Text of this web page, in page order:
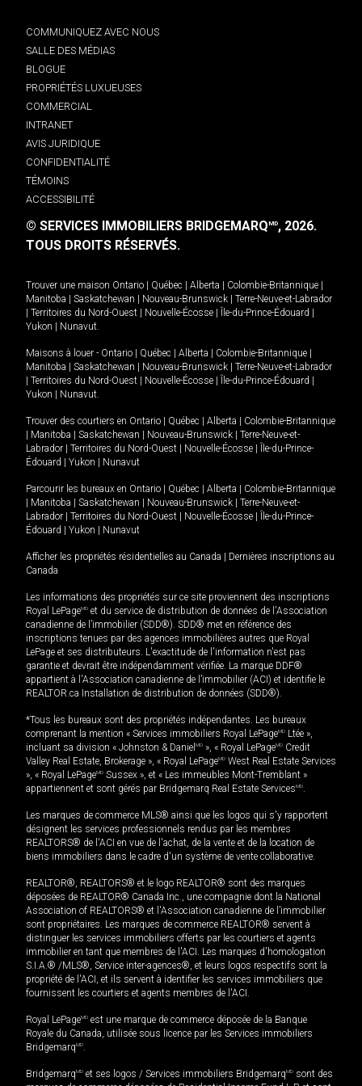
COMMUNIQUEZ AVEC NOUS
SALLE DES MÉDIAS
BLOGUE
PROPRIÉTÉS LUXUEUSES
COMMERCIAL
INTRANET
AVIS JURIDIQUE
CONFIDENTIALITÉ
TÉMOINS
ACCESSIBILITÉ
© SERVICES IMMOBILIERS BRIDGEMARQMD, 2026.
TOUS DROITS RÉSERVÉS.
Trouver une maison Ontario Québec Alberta Colombie-Britannique
Manitoba
Saskatchewan Nouveau-Brunswick
Terre-Neuve-et-Labrador
Territoires du Nord-Ouest Nouvelle-Écosse Île-du-Prince-Édouard
Yukon
Nunavut.
Maisons à louer - Ontario Québec Alberta Colombie-Britannique
Manitoba
Saskatchewan Nouveau-Brunswick
Terre-Neuve-et-Labrador
Territoires du Nord-Ouest Nouvelle-Écosse Île-du-Prince-Édouard
Yukon
Nunavut.
Trouver des courtiers en Ontario Québec Alberta
Colombie-Britannique
Manitoba Saskatchewan Nouveau-Brunswick
Terre-Neuve-et-
Labrador
Territoires du Nord-Ouest Nouvelle-Écosse
Île-du-Prince-
Édouard
Yukon Nunavut
Parcourir les bureaux en Ontario Québec Alberta
Colombie-Britannique
Manitoba Saskatchewan Nouveau-Brunswick
Terre-Neuve-et-
Labrador
Territoires du Nord-Ouest Nouvelle-Écosse
Île-du-Prince-
Édouard
Yukon Nunavut
Afficher les propriétés résidentielles au Canada
Dernières inscriptions au
Canada
Les informations des propriétés sur ce site proviennent des inscriptions
Royal LePageMD et du service de distribution de données de l'Association
canadienne de l’immobilier (SDD®). SDD® met en référence des
inscriptions tenues par des agences immobilières autres que Royal
LePage et ses distributeurs. L'exactitude de l'information n'est pas
garantie et devrait être indépendamment vérifiée. La marque DDF®
appartient à l'Association canadienne de l’immobilier (ACI) et identifie le
REALTOR.ca Installation de distribution de données (SDD®).
*Tous les bureaux sont des propriétés indépendantes. Les bureaux
comprenant la mention « Services immobiliers Royal LePageMD Ltée »,
incluant sa division « Johnston & Daniel MD », « Royal LePageMD Credit
Valley Real Estate, Brokerage », « Royal LePageMD West Real Estate Services
», « Royal LePageMD Sussex », et « Les immeubles Mont-Tremblant »
appartiennent et sont gérés par Bridgemarq Real Estate ServicesMD.
Les marques de commerce MLS® ainsi que les logos qui s'y rapportent
désignent les services professionnels rendus par les membres
REALTORS® de l'ACI en vue de l'achat, de la vente et de la location de
biens immobiliers dans le cadre d'un système de vente collaborative.
REALTOR®, REALTORS® et le logo REALTOR® sont des marques
déposées de REALTOR® Canada Inc., une compagnie dont la National
Association of REALTORS® et l'Association canadienne de l’immobilier
sont propriétaires. Les marques de commerce REALTOR® servent à
distinguer les services immobiliers offerts par les courtiers et agents
immobilier en tant que membres de l'ACI. Les marques d'homologation
S.I.A.® /MLS®, Service inter-agences®, et leurs logos respectifs sont la
propriété de l'ACI, et ils servent à identifier les services immobiliers que
fournissent les courtiers et agents membres de l'ACI.
Royal LePageMD est une marque de commerce déposée de la Banque
Royale du Canada, utilisée sous licence par les Services immobiliers
BridgemarqMD.
BridgemarqMD et ses logos / Services immobiliers BridgemarqMD sont des